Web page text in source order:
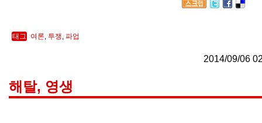
태그 여론, 투쟁,파업
2014/09/06
해탈, 영생